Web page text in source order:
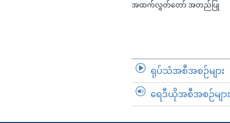
အထက်လွှတ်တော် အတည်ပြု
ရုပ်သံအစီအစဉ်များ
ရေဒီယိုအစီအစဉ်များ